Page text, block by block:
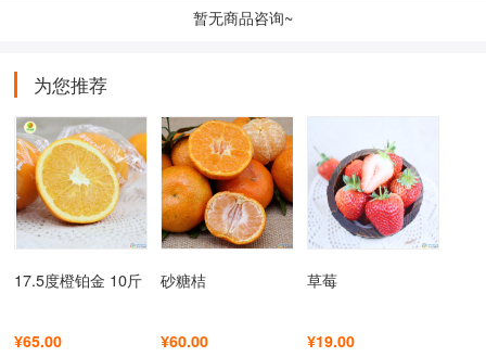
暂无商品咨询~
为您推荐
17.5度橙铂金 10斤
¥65.00
砂糖桔
¥60.00
草莓
¥19.00